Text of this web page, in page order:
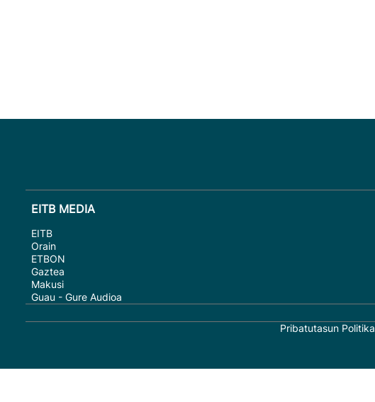
EITB MEDIA
EITB
Orain
ETBON
Gaztea
Makusi
Guau - Gure Audioa
Pribatutasun Politika